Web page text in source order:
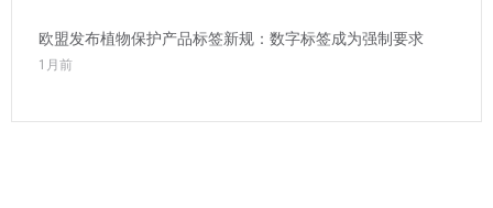
欧盟发布植物保护产品标签新规：数字标签成为强制要求
1月前